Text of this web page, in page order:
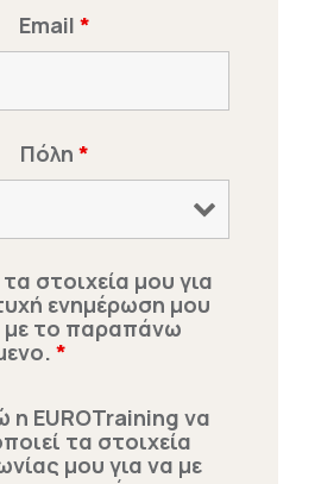
Email *
Πόλη *
στοιχεία μου για
ενημέρωση μου
με το παραπάνω
*
η EUROTraining να
τα στοιχεία
μου για να με